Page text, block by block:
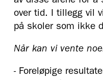
over tid. I tillegg vil
på skoler som ikke
Når kan vi vente
- Foreløpige